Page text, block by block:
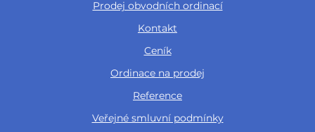
Prodej obvodních ordinací
Kontakt
Ceník
Ordinace na prodej
Reference
Veřejné smluvní podmínky